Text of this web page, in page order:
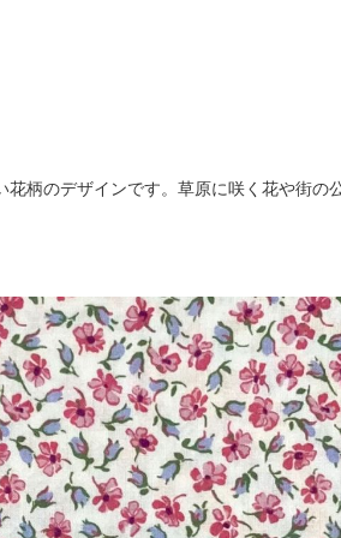
柄のデザインです。草原に咲く花や街の